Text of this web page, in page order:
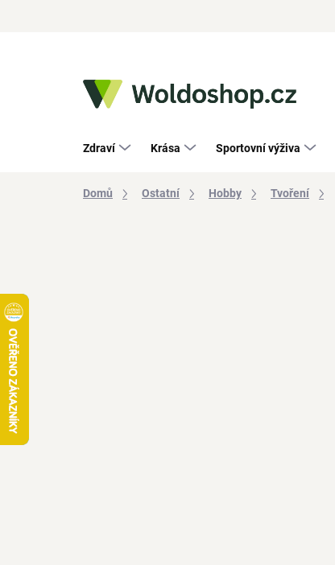
Zdraví Krása Sportovní výživa
Domů Ostatní Hobby Tvoření